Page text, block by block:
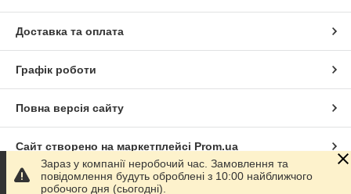
Доставка та оплата
Графік роботи
Повна версія сайту
Сайт створено на маркетплейсі Prom.ua
Політика конфіденційності
Зараз у компанії неробочий час. Замовлення та
повідомлення будуть оброблені з 10:00 найближчого
робочого дня (сьогодні).